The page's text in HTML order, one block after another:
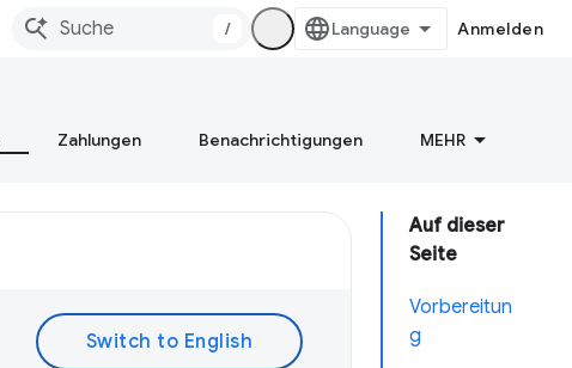
/ Anmelden
Zahlungen Benachrichtigungen MEHR
Auf dieser
Seite
Vorbereitun
g